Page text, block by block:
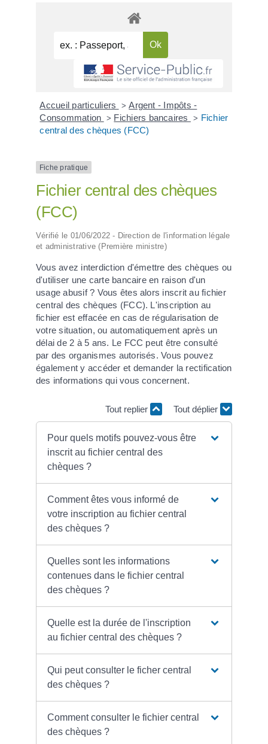
Accueil particuliers > Argent - Impôts -
Consommation > Fichiers bancaires > Fichier
central des chèques (FCC)
Fiche pratique
Fichier central des chèques
(FCC)
Vérifié le 01/06/2022 - Direction de l'information légale
et administrative (Première ministre)
Vous avez interdiction d'émettre des chèques ou
d'utiliser une carte bancaire en raison d'un
usage abusif ? Vous êtes alors inscrit au fichier
central des chèques (FCC). L'inscription au
fichier est effacée en cas de régularisation de
votre situation, ou automatiquement après un
délai de 2 à 5 ans. Le FCC peut être consulté
par des organismes autorisés. Vous pouvez
également y accéder et demander la rectification
des informations qui vous concernent.
Tout replier Tout déplier
Pour quels motifs pouvez-vous être
inscrit au fichier central des
chèques ?
Comment êtes vous informé de
votre inscription au fichier central
des chèques ?
Quelles sont les informations
contenues dans le fichier central
des chèques ?
Quelle est la durée de l'inscription
au fichier central des chèques ?
Qui peut consulter le ficher central
des chèques ?
Comment consulter le fichier central
des chèques ?